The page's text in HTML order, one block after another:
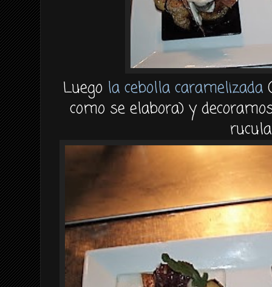
Luego la cebolla caramelizada
como se elabora) y